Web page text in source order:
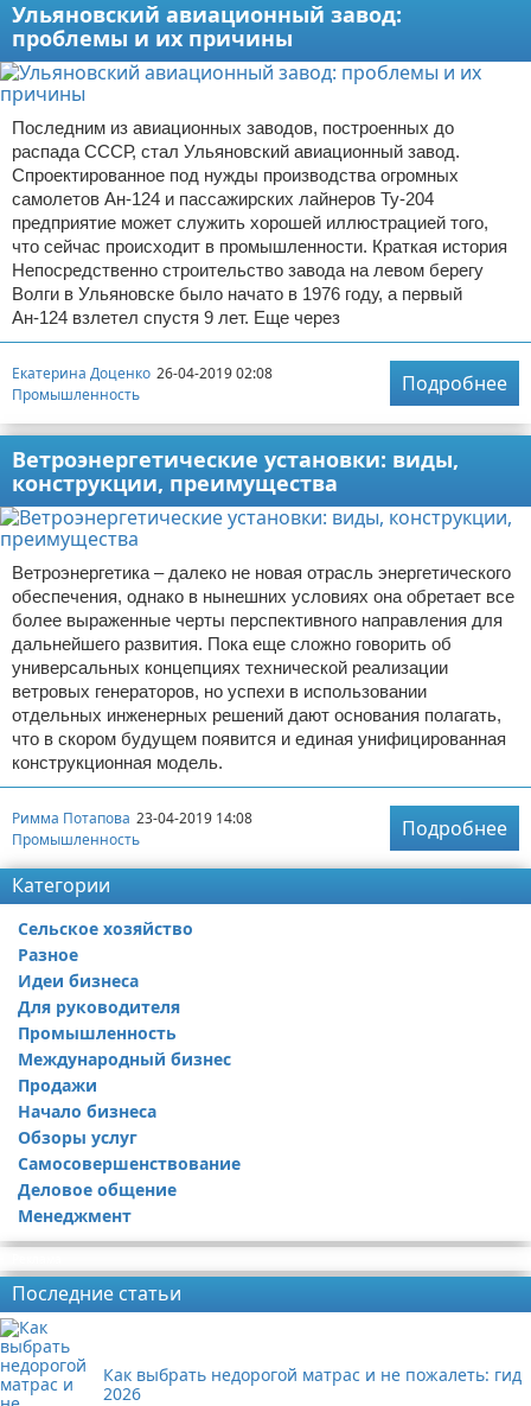
Ульяновский авиационный завод:
проблемы и их причины
Последним из авиационных заводов, построенных до
распада СССР, стал Ульяновский авиационный завод.
Спроектированное под нужды производства огромных
самолетов Ан-124 и пассажирских лайнеров Ту-204
предприятие может служить хорошей иллюстрацией того,
что сейчас происходит в промышленности. Краткая история
Непосредственно строительство завода на левом берегу
Волги в Ульяновске было начато в 1976 году, а первый
Ан-124 взлетел спустя 9 лет. Еще через
Екатерина Доценко 26-04-2019 02:08
Промышленность
Подробнее
Ветроэнергетические установки: виды,
конструкции, преимущества
Ветроэнергетика – далеко не новая отрасль энергетического
обеспечения, однако в нынешних условиях она обретает все
более выраженные черты перспективного направления для
дальнейшего развития. Пока еще сложно говорить об
универсальных концепциях технической реализации
ветровых генераторов, но успехи в использовании
отдельных инженерных решений дают основания полагать,
что в скором будущем появится и единая унифицированная
конструкционная модель.
Римма Потапова 23-04-2019 14:08
Промышленность
Подробнее
Категории
Сельское хозяйство
Разное
Идеи бизнеса
Для руководителя
Промышленность
Международный бизнес
Продажи
Начало бизнеса
Обзоры услуг
Самосовершенствование
Деловое общение
Менеджмент
Последние статьи
Как выбрать недорогой матрас и не пожалеть: гид
2026